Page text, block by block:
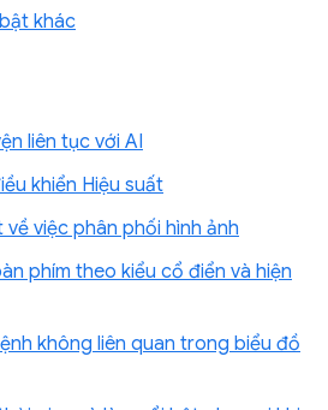
khác
liên tục với AI
khiển Hiệu suất
việc phân phối hình ảnh
phím theo kiểu cổ điển và hiện
không liên quan trong biểu đồ